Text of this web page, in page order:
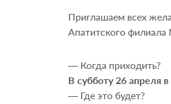
Приглашаем всех
Апатитского
— Когда приходить?
В субботу 26 апреля
— Где это будет?